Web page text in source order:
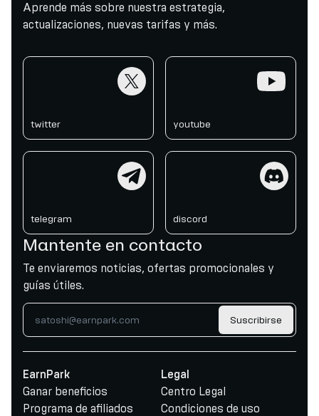
Aprende más sobre nuestra estrategia,
actualizaciones, nuevas tarifas y más.
twitter youtube
telegram discord
Mantente en contacto
Te enviaremos noticias, ofertas promocionales y
guías útiles.
Suscribirse
EarnPark
Ganar beneficios
Programa de afiliados
Legal
Centro Legal
Condiciones de uso